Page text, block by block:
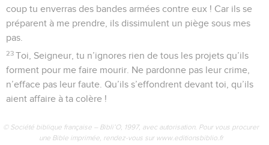
coup tu enverras des bandes armées contre eux ! Car ils se
préparent à me prendre, ils dissimulent un piège sous mes
pas.
23 Toi, Seigneur, tu n’ignores rien de tous les projets qu’ils
forment pour me faire mourir. Ne pardonne pas leur crime,
n’efface pas leur faute. Qu’ils s’effondrent devant toi, qu’ils
aient affaire à ta colère !
© Société biblique française – Bibli’O, 1997, avec autorisation. Pour vous procurer
une Bible imprimée, rendez-vous sur www.editionsbiblio.fr